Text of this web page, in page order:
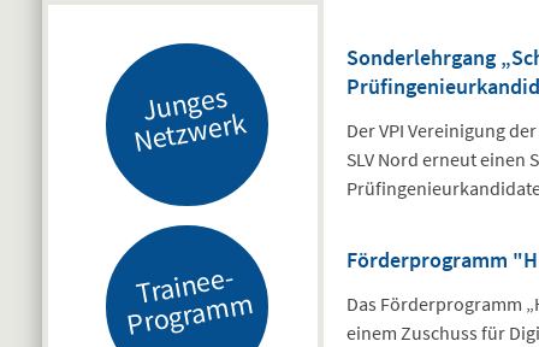
J
u
n
g
es
N
etz
w
er
k
Tr
ai
n
e
e-
Pr
o
gr
a
m
m
Sonderlehrgang
Der VPI Vereinigung
SLV Nord erneut einen
Förderprogramm
Das Förderprogramm
einem Zuschuss für